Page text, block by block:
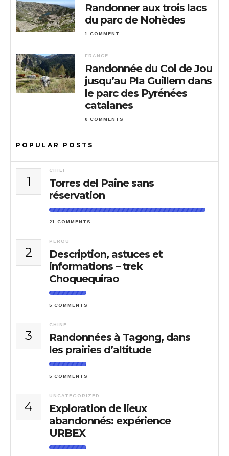
Randonner aux trois lacs
du parc de Nohèdes
1 COMMENT
FRANCE
Randonnée du Col de Jou
jusqu’au Pla Guillem dans
le parc des Pyrénées
catalanes
0 COMMENTS
POPULAR POSTS
1
CHILI
Torres del Paine sans
réservation
21 COMMENTS
2
PEROU
Description, astuces et
informations – trek
Choquequirao
5 COMMENTS
3
CHINE
Randonnées à Tagong, dans
les prairies d’altitude
5 COMMENTS
4
UNCATEGORIZED
Exploration de lieux
abandonnés: expérience
URBEX